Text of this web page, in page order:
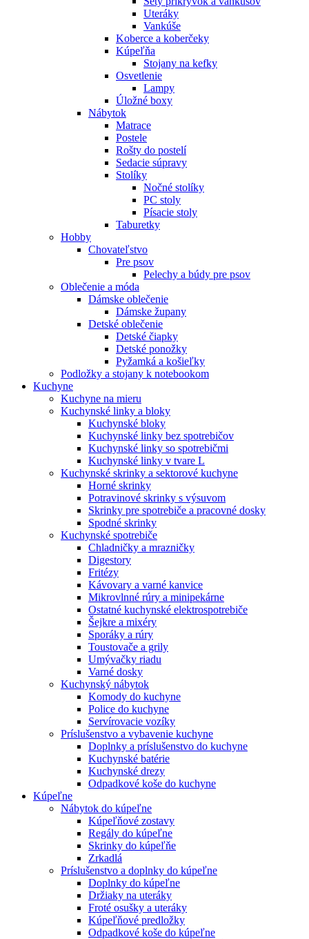
Uteráky
Vankúše
Koberce a koberčeky
Kúpeľňa
Stojany na kefky
Osvetlenie
Lampy
Úložné boxy
Nábytok
Matrace
Postele
Rošty do postelí
Sedacie súpravy
Stolíky
Nočné stolíky
PC stoly
Písacie stoly
Taburetky
Hobby
Chovateľstvo
Pre psov
Pelechy a búdy pre psov
Oblečenie a móda
Dámske oblečenie
Dámske župany
Detské oblečenie
Detské čiapky
Detské ponožky
Pyžamká a košieľky
Podložky a stojany k notebookom
Kuchyne
Kuchyne na mieru
Kuchynské linky a bloky
Kuchynské bloky
Kuchynské linky bez spotrebičov
Kuchynské linky so spotrebičmi
Kuchynské linky v tvare L
Kuchynské skrinky a sektorové kuchyne
Horné skrinky
Potravinové skrinky s výsuvom
Skrinky pre spotrebiče a pracovné dosky
Spodné skrinky
Kuchynské spotrebiče
Chladničky a mrazničky
Digestory
Fritézy
Kávovary a varné kanvice
Mikrovlnné rúry a minipekárne
Ostatné kuchynské elektrospotrebiče
Šejkre a mixéry
Sporáky a rúry
Toustovače a grily
Umývačky riadu
Varné dosky
Kuchynský nábytok
Komody do kuchyne
Police do kuchyne
Servírovacie vozíky
Príslušenstvo a vybavenie kuchyne
Doplnky a príslušenstvo do kuchyne
Kuchynské batérie
Kuchynské drezy
Odpadkové koše do kuchyne
Kúpeľne
Nábytok do kúpeľne
Kúpeľňové zostavy
Regály do kúpeľne
Skrinky do kúpeľňe
Zrkadlá
Príslušenstvo a doplnky do kúpeľne
Doplnky do kúpeľne
Držiaky na uteráky
Froté osušky a uteráky
Kúpeľňové predložky
Odpadkové koše do kúpeľne